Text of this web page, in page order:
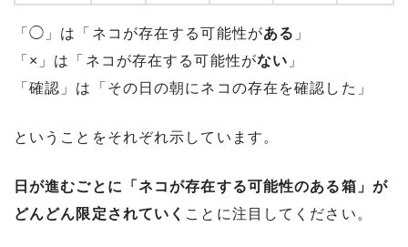
「◯」は「ネコが存在する可能性がある 」
「×」は「ネコが存在する可能性がない 」
「確認」は「その日の朝にネコの存在を確認した」
ということをそれぞれ示しています。
日が進むごとに「ネコが存在する可能性のある箱」が
どんどん限定されていく ことに注目してください。